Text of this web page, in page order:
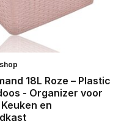
18L Roze – Plastic
- Organizer voor
en